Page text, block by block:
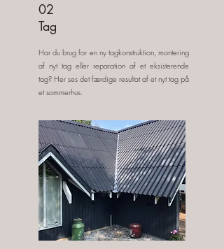
02
Tag
Har du brug for en ny tagkonstruktion, montering
af nyt tag eller reparation af et eksisterende
tag? Her ses det færdige resultat af et nyt tag på
et sommerhus.